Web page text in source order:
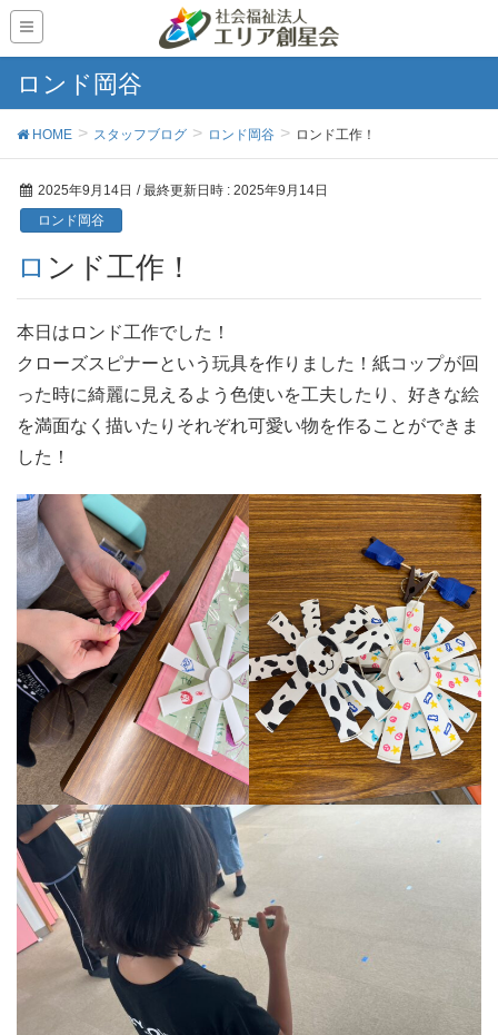
ロンド岡谷
HOME スタッフブログ ロンド岡谷 ロンド工作！
2025年9月14日 / 最終更新日時 : 2025年9月14日
ロンド岡谷
ロンド工作！
本日はロンド工作でした！
クローズスピナーという玩具を作りました！紙コップが回
った時に綺麗に見えるよう色使いを工夫したり、好きな絵
を満面なく描いたりそれぞれ可愛い物を作ることができま
した！